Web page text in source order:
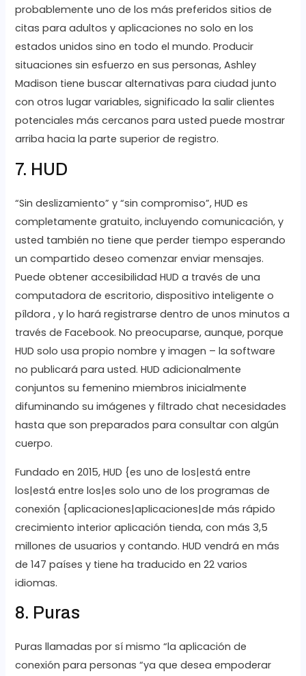
probablemente uno de los más preferidos sitios de
citas para adultos y aplicaciones no solo en los
estados unidos sino en todo el mundo. Producir
situaciones sin esfuerzo en sus personas, Ashley
Madison tiene buscar alternativas para ciudad junto
con otros lugar variables, significado la salir clientes
potenciales más cercanos para usted puede mostrar
arriba hacia la parte superior de registro.
7. HUD
“Sin deslizamiento” y “sin compromiso”, HUD es
completamente gratuito, incluyendo comunicación, y
usted también no tiene que perder tiempo esperando
un compartido deseo comenzar enviar mensajes.
Puede obtener accesibilidad HUD a través de una
computadora de escritorio, dispositivo inteligente o
píldora , y lo hará registrarse dentro de unos minutos a
través de Facebook. No preocuparse, aunque, porque
HUD solo usa propio nombre y imagen – la software
no publicará para usted. HUD adicionalmente
conjuntos su femenino miembros inicialmente
difuminando su imágenes y filtrado chat necesidades
hasta que son preparados para consultar con algún
cuerpo.
Fundado en 2015, HUD {es uno de los|está entre
los|está entre los|es solo uno de los programas de
conexión {aplicaciones|aplicaciones|de más rápido
crecimiento interior aplicación tienda, con más 3,5
millones de usuarios y contando. HUD vendrá en más
de 147 países y tiene ha traducido en 22 varios
idiomas.
8. Puras
Puras llamadas por sí mismo “la aplicación de
conexión para personas “ya que desea empoderar